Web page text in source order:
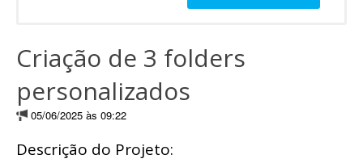
Criação de 3 folders
personalizados
05/06/2025 às 09:22
Descrição do Projeto: